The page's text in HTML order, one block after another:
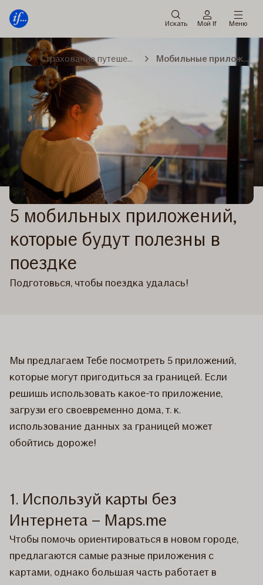
Искать Мой If Меню
Страхование путешествий Мобильные приложения
5 мобильных приложений,
которые будут полезны в
поездке
Подготовься, чтобы поездка удалась!
Мы предлагаем Тебе посмотреть 5 приложений,
которые могут пригодиться за границей. Если
решишь использовать какое-то приложение,
загрузи его своевременно дома, т. к.
использование данных за границей может
обойтись дороже!
1. Используй карты без
Интернета – Maps.me
Чтобы помочь ориентироваться в новом городе,
предлагаются самые разные приложения с
картами, однако большая часть работает в